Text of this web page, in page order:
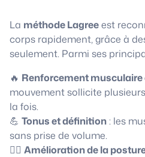
La méthode Lagreeest
corps rapidement, grâce à
seulement. Parmi ses
🔥 Renforcement
mouvement sollicite
la fois.
💪 Tonus et définition: les
sans prise de volume.
🧘‍♀️ Amélioration de la